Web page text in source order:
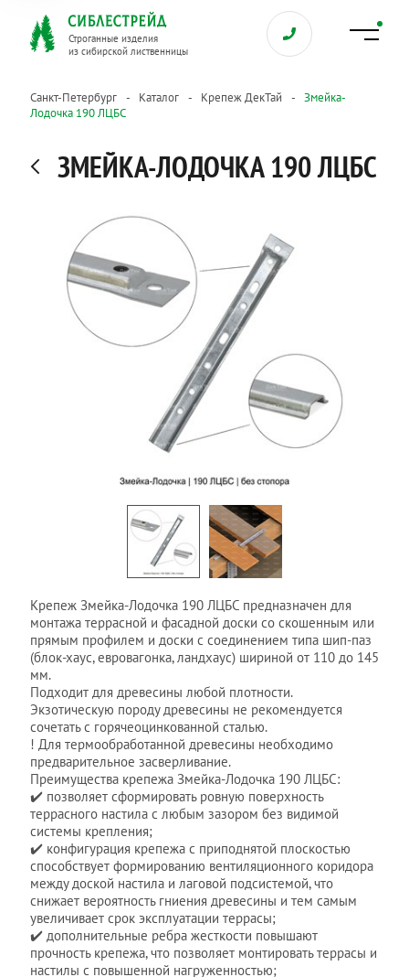
Строганные изделия
из сибирской лиственницы
Санкт-Петербург Каталог Крепеж ДекТай
Змейка-
Лодочка 190 ЛЦБС
ЗМЕЙКА-ЛОДОЧКА 190 ЛЦБС
Крепеж Змейка-Лодочка 190 ЛЦБС предназначен для
монтажа террасной и фасадной доски со скошенным или
прямым профилем и доски с соединением типа шип-паз
(блок-хаус, евровагонка, ландхаус) шириной от 110 до 145
мм.
Подходит для древесины любой плотности.
Экзотическую породу древесины не рекомендуется
сочетать с горячеоцинкованной сталью.
! Для термообработанной древесины необходимо
предварительное засверливание.
Преимущества крепежа Змейка-Лодочка 190 ЛЦБС:
✔️ позволяет сформировать ровную поверхность
террасного настила с любым зазором без видимой
системы крепления;
✔️ конфигурация крепежа с приподнятой плоскостью
способствует формированию вентиляционного коридора
между доской настила и лаговой подсистемой, что
снижает вероятность гниения древесины и тем самым
увеличивает срок эксплуатации террасы;
✔️ дополнительные ребра жесткости повышают
прочность крепежа, что позволяет монтировать террасы и
настилы с повышенной нагруженностью;